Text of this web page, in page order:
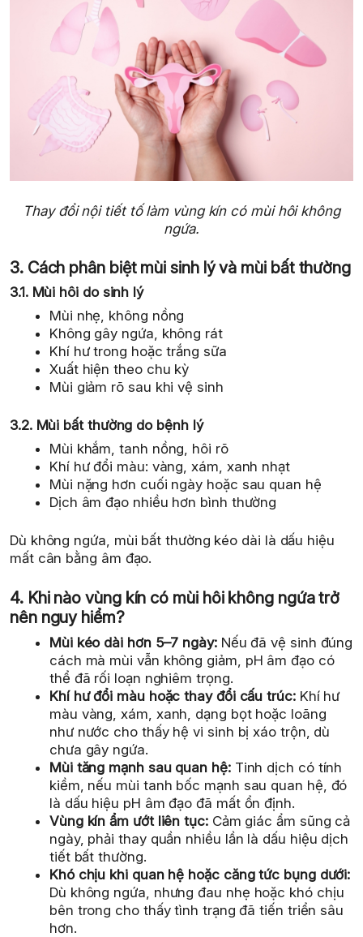
Thay đổi nội tiết tố làm vùng kín có mùi hôi không
ngứa.
3. Cách phân biệt mùi sinh lý và mùi bất thường
3.1. Mùi hôi do sinh lý
Mùi nhẹ, không nồng
Không gây ngứa, không rát
Khí hư trong hoặc trắng sữa
Xuất hiện theo chu kỳ
Mùi giảm rõ sau khi vệ sinh
3.2. Mùi bất thường do bệnh lý
Mùi khắm, tanh nồng, hôi rõ
Khí hư đổi màu: vàng, xám, xanh nhạt
Mùi nặng hơn cuối ngày hoặc sau quan hệ
Dịch âm đạo nhiều hơn bình thường
Dù không ngứa, mùi bất thường kéo dài là dấu hiệu
mất cân bằng âm đạo.
4. Khi nào vùng kín có mùi hôi không ngứa trở
nên nguy hiểm?
Mùi kéo dài hơn 5–7 ngày:Nếu đã vệ sinh đúng
cách mà mùi vẫn không giảm, pH âm đạo có
thể đã rối loạn nghiêm trọng.
Khí hư đổi màu hoặc thay đổi cấu trúc:Khí hư
màu vàng, xám, xanh, dạng bọt hoặc loãng
như nước cho thấy hệ vi sinh bị xáo trộn, dù
chưa gây ngứa.
Mùi tăng mạnh sau quan hệ:Tinh dịch có tính
kiềm, nếu mùi tanh bốc mạnh sau quan hệ, đó
là dấu hiệu pH âm đạo đã mất ổn định.
Vùng kín ẩm ướt liên tục:Cảm giác ẩm sũng cả
ngày, phải thay quần nhiều lần là dấu hiệu dịch
tiết bất thường.
Khó chịu khi quan hệ hoặc căng tức bụng dưới:
Dù không ngứa, nhưng đau nhẹ hoặc khó chịu
bên trong cho thấy tình trạng đã tiến triển sâu
hơn.